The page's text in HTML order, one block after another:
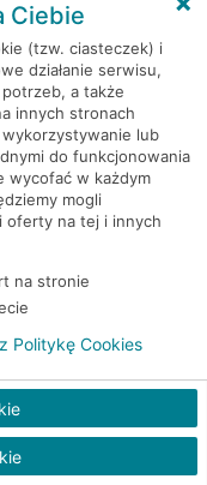
Bankomat
(Euronet)
(Planet
Cash)
(Planet
Ciebie
(tzw. ciasteczek) i
działanie serwisu,
a także
innych stronach
lub
do funkcjonowania
wycofać w każdym
mogli
oferty na tej i innych
na stronie
Politykę Cookies